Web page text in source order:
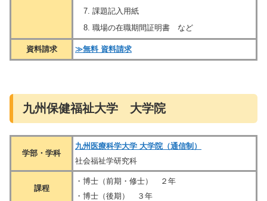
課題記入用紙
職場の在職期間証明書 など
資料請求 ≫無料 資料請求
九州保健福祉大学 大学院
学部・学科
九州医療科学大学 大学院（通信制）
社会福祉学研究科
課程
・博士（前期・修士） ２年
・博士（後期） ３年